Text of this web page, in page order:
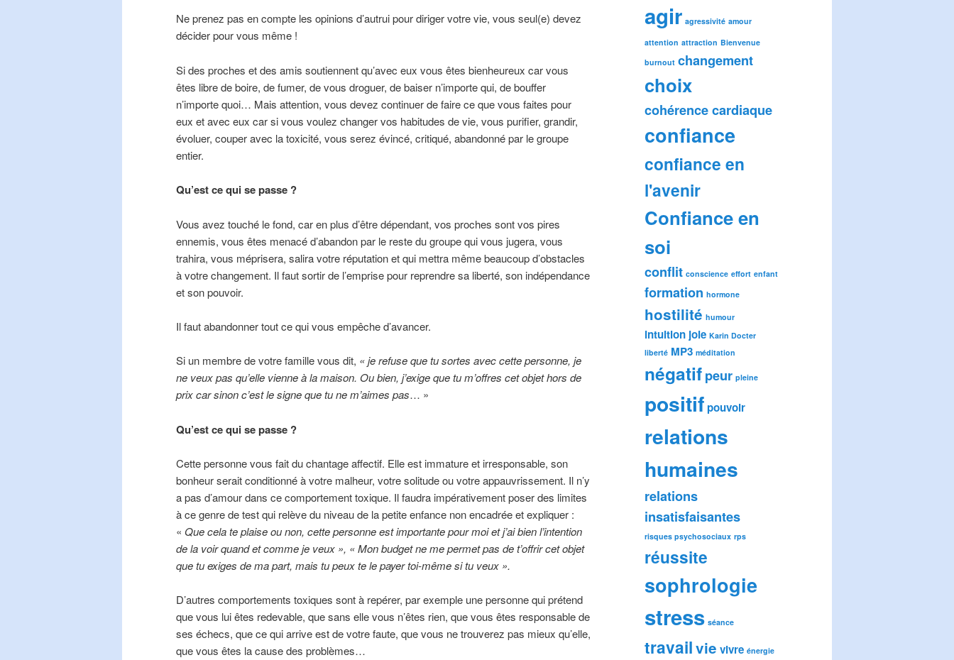
Ne prenez pas en compte les opinions d’autrui pour diriger votre vie, vous seul(e) devez
décider pour vous même !
Si des proches et des amis soutiennent qu’avec eux vous êtes bienheureux car vous
êtes libre de boire, de fumer, de vous droguer, de baiser n’importe qui, de bouffer
n’importe quoi… Mais attention, vous devez continuer de faire ce que vous faites pour
eux et avec eux car si vous voulez changer vos habitudes de vie, vous purifier, grandir,
évoluer, couper avec la toxicité, vous serez évincé, critiqué, abandonné par le groupe
entier.
Qu’est ce qui se passe ?
Vous avez touché le fond, car en plus d’être dépendant, vos proches sont vos pires
ennemis, vous êtes menacé d’abandon par le reste du groupe qui vous jugera, vous
trahira, vous méprisera, salira votre réputation et qui mettra même beaucoup d’obstacles
à votre changement. Il faut sortir de l’emprise pour reprendre sa liberté, son indépendance
et son pouvoir.
Il faut abandonner tout ce qui vous empêche d’avancer.
Si un membre de votre famille vous dit, « je refuse que tu sortes avec cette personne, je
ne veux pas qu’elle vienne à la maison. Ou bien, j’exige que tu m’offres cet objet hors de
prix car sinon c’est le signe que tu ne m’aimes pas… »
Qu’est ce qui se passe ?
Cette personne vous fait du chantage affectif. Elle est immature et irresponsable, son
bonheur serait conditionné à votre malheur, votre solitude ou votre appauvrissement. Il n’y
a pas d’amour dans ce comportement toxique. Il faudra impérativement poser des limites
à ce genre de test qui relève du niveau de la petite enfance non encadrée et expliquer :
« Que cela te plaise ou non, cette personne est importante pour moi et j’ai bien l’intention
de la voir quand et comme je veux », « Mon budget ne me permet pas de t’offrir cet objet
que tu exiges de ma part, mais tu peux te le payer toi-même si tu veux ».
D’autres comportements toxiques sont à repérer, par exemple une personne qui prétend
que vous lui êtes redevable, que sans elle vous n’êtes rien, que vous êtes responsable de
ses échecs, que ce qui arrive est de votre faute, que vous ne trouverez pas mieux qu’elle,
que vous êtes la cause des problèmes…
agir agressivité amour
attention attraction Bienvenue
burnout changement
choix
cohérence cardiaque
confiance
confiance en
l'avenir
Confiance en
soi
conflit conscience effort enfant
formation hormone
hostilité humour
intuition joie Karin Docter
liberté MP3 méditation
négatifpeur pleine
positifpouvoir
relations
humaines
relations
insatisfaisantes
risques psychosociaux rps
réussite
sophrologie
stress séance
travailvie vivre énergie